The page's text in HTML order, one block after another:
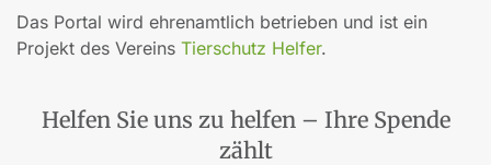
Das Portal wird ehrenamtlich betrieben und ist ein
Projekt des Vereins Tierschutz Helfer.
Helfen Sie uns zu helfen – Ihre Spende
zählt